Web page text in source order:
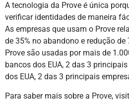
A tecnologia da Prove é única
verificar identidades de maneira
As empresas que usam o Prove
de 35% no abandono e redução
Prove são usadas por mais de
bancos dos EUA, 2 das 3
dos EUA, 2 das 3 principais
Para saber mais sobre a Prove,